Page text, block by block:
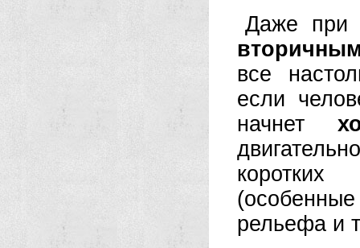
Даже при
все
если
начнет
коротких
рельефа и